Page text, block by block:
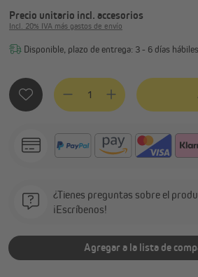
Precio unitario incl. accesorios
Incl. 20% IVA más gastos de envío
Disponible, plazo de entrega: 3 - 6 días hábiles
Cantidad del producto:
¿Tienes preguntas sobre el
¡Escríbenos!
Agregar a la lista de